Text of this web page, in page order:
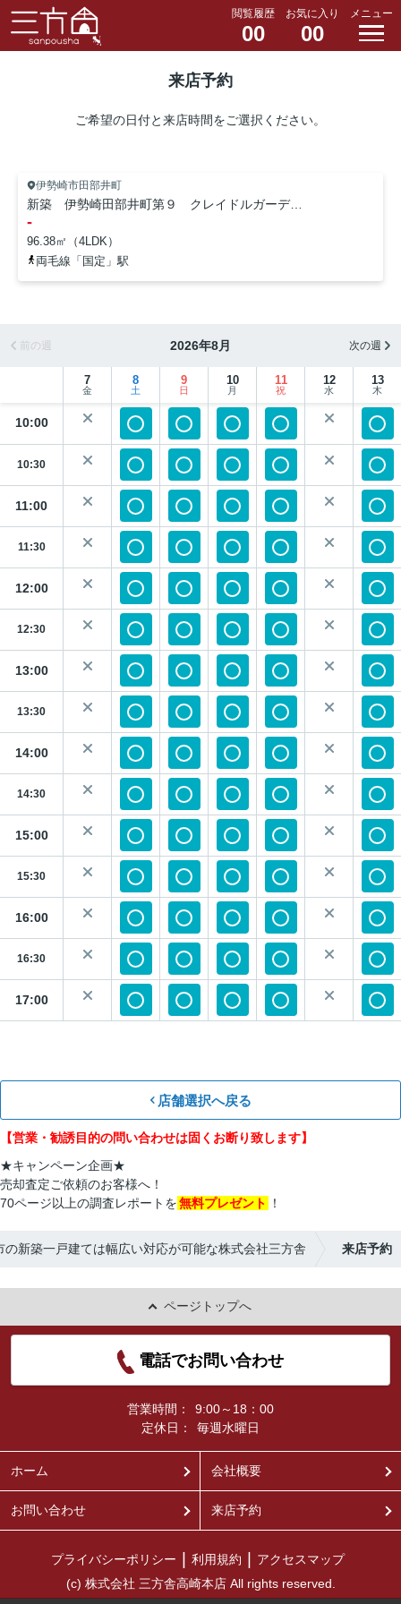
閲覧履歴
00
お気に入り
00
メニュー
来店予約
ご希望の日付と来店時間をご選択ください。
伊勢崎市田部井町
新築 伊勢崎田部井町第９ クレイドルガーデン 2号棟
-
96.38㎡（4LDK）
両毛線「国定」駅
前の週 2026年8月 次の週
7
金
8
土
9
日
10
月
11
祝
12
水
13
木
10:00
10:30
11:00
11:30
12:00
12:30
13:00
13:30
14:00
14:30
15:00
15:30
16:00
16:30
17:00
店舗選択へ戻る
【営業・勧誘目的の問い合わせは固くお断り致します】
★キャンペーン企画★
売却査定ご依頼のお客様へ！
70ページ以上の調査レポートを無料プレゼント ！
の新築一戸建ては幅広い対応が可能な株式会社三方舎 来店予約
ページトップへ
電話でお問い合わせ
営業時間：
9:00～18：00
定休日：
毎週水曜日
ホーム 会社概要
お問い合わせ 来店予約
プライバシーポリシー 利用規約
アクセスマップ
(c) 株式会社 三方舎高崎本店 All rights reserved.